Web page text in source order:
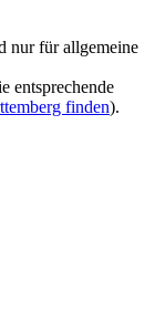
nur für allgemeine
entsprechende
finden).